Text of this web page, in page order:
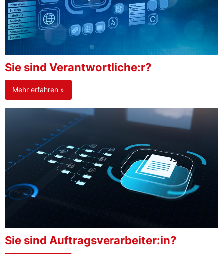
Sie sind Verantwortliche:r?
Mehr erfahren »
Sie sind Auftragsverarbeiter:in?